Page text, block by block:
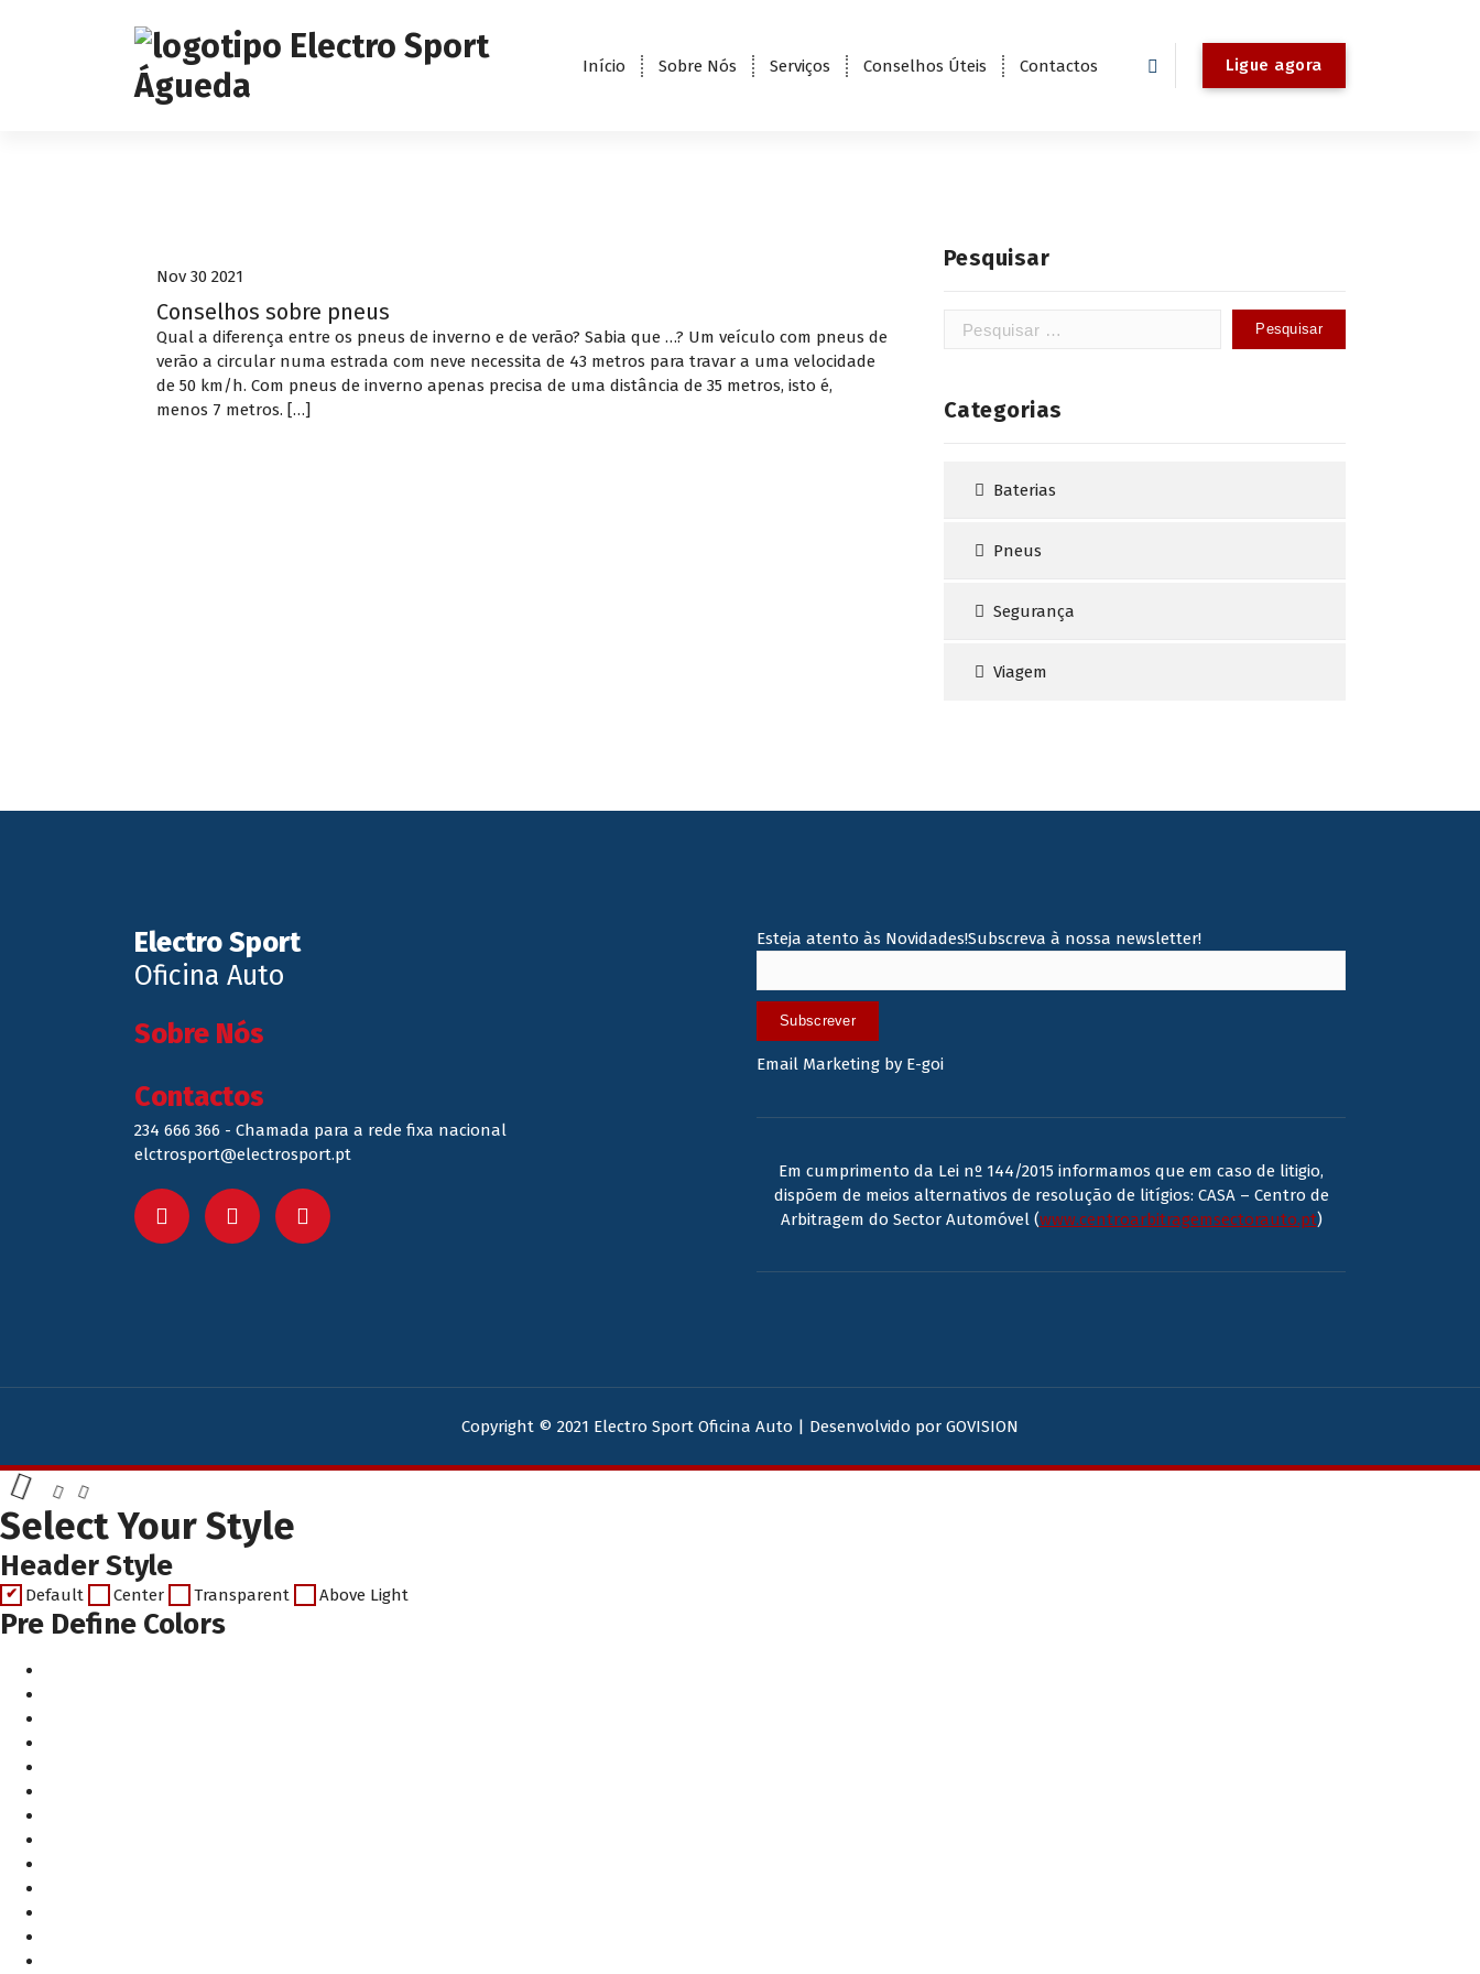
Início Sobre Nós Serviços Conselhos Úteis Contactos Ligue agora
Nov 30 2021
Conselhos sobre pneus
Qual a diferença entre os pneus de inverno e de verão? Sabia que …? Um veículo com pneus de
verão a circular numa estrada com neve necessita de 43 metros para travar a uma velocidade
de 50 km/h. Com pneus de inverno apenas precisa de uma distância de 35 metros, isto é,
menos 7 metros. […]
Pesquisar
Pesquisar
Categorias
Baterias
Pneus
Segurança
Viagem
Electro Sport
Oficina Auto
Sobre Nós
Contactos
234 666 366 - Chamada para a rede fixa nacional
elctrosport@electrosport.pt
Esteja atento às Novidades!Subscreva à nossa newsletter!
Subscrever
Email Marketing by E-goi
Em cumprimento da Lei nº 144/2015 informamos que em caso de litigio,
dispõem de meios alternativos de resolução de litígios: CASA – Centro de
Arbitragem do Sector Automóvel (www.centroarbitragemsectorauto.pt)
Copyright © 2021 Electro Sport Oficina Auto | Desenvolvido por GOVISION
Select Your Style
Header Style
Default Center Transparent Above Light
Pre Define Colors